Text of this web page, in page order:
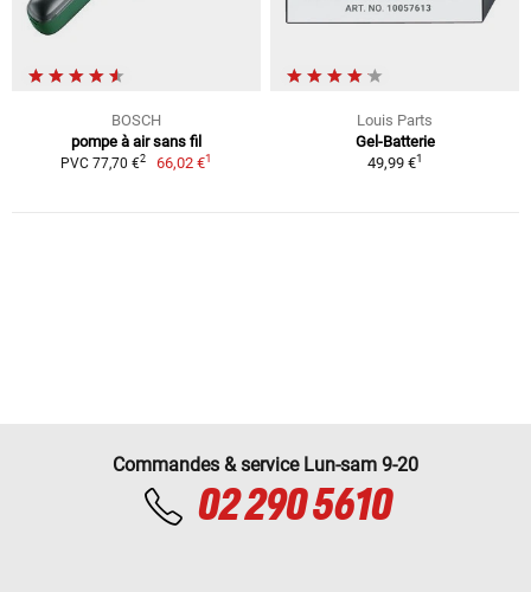
BOSCH
pompe à air sans fil
PVC 77,70 €2 66,02 €1
Louis Parts
Gel-Batterie
49,99 €1
Commandes & service Lun-sam 9-20
02 290 5610